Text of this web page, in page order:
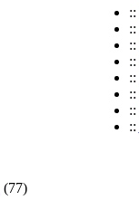
::
::
::
::
::
::
::
::
(77)